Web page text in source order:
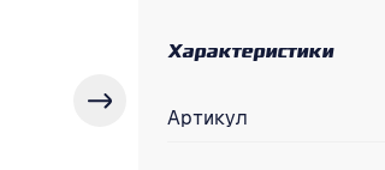
Характеристики
Артикул